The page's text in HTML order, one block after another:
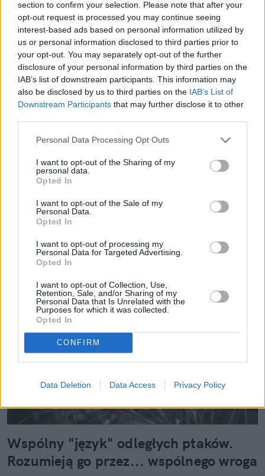
section to confirm your selection. Please note that after your
opt-out request is processed you may continue seeing
interest-based ads based on personal information utilized by
us or personal information disclosed to third parties prior to
your opt-out. You may separately opt-out of the further
disclosure of your personal information by third parties on the
IAB’s list of downstream participants. This information may
also be disclosed by us to third parties on the IAB’s List of
Downstream Participants that may further disclose it to other
Personal Data Processing Opt Outs
I want to opt-out of the Sharing of my
personal data.
Opted In
I want to opt-out of the Sale of my
Personal Data.
Opted In
I want to opt-out of processing my
Personal Data for Targeted Advertising.
Opted In
I want to opt-out of Collection, Use,
Retention, Sale, and/or Sharing of my
Personal Data that Is Unrelated with the
Purposes for which it was collected.
Opted In
CONFIRM
Data Deletion Data Access Privacy Policy
Wspólny "język" odległych ptaków.
Rozumieją go przez... wspólnego wroga